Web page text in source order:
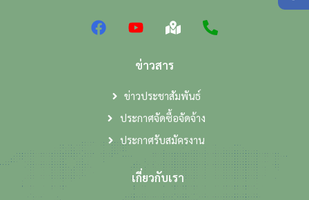
ข่าวสาร
ข่าวประชาสัมพันธ์
ประกาศจัดซื้อจัดจ้าง
ประกาศรับสมัครงาน
เกี่ยวกับเรา